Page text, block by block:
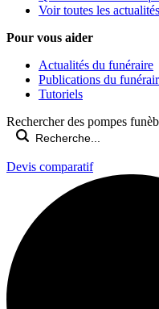
Voir toutes les actualités
Pour vous aider
Actualités du funéraire
Publications du
Tutoriels
Rechercher des pompes
Devis comparatif